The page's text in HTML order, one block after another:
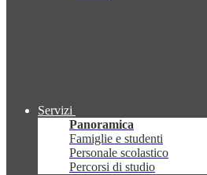
Servizi
Panoramica
Famiglie e studenti
Personale scolastico
Percorsi di studio